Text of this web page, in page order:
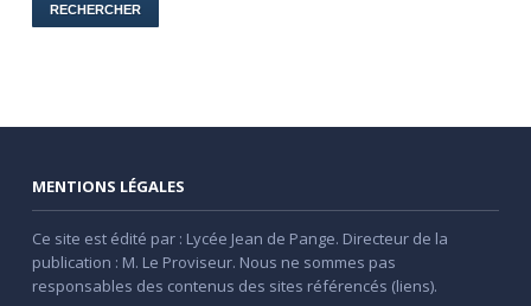
MENTIONS LÉGALES
Ce site est édité par : Lycée Jean de Pange. Directeur de la
publication : M. Le Proviseur. Nous ne sommes pas
responsables des contenus des sites référencés (liens).